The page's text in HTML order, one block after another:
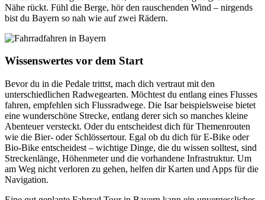
Nähe rückt. Fühl die Berge, hör den rauschenden Wind – nirgends
bist du Bayern so nah wie auf zwei Rädern.
Wissenswertes vor dem Start
Bevor du in die Pedale trittst, mach dich vertraut mit den
unterschiedlichen Radwegearten. Möchtest du entlang eines Flusses
fahren, empfehlen sich Flussradwege. Die Isar beispielsweise bietet
eine wunderschöne Strecke, entlang derer sich so manches kleine
Abenteuer versteckt. Oder du entscheidest dich für Themenrouten
wie die Bier- oder Schlössertour. Egal ob du dich für E-Bike oder
Bio-Bike entscheidest – wichtige Dinge, die du wissen solltest, sind
Streckenlänge, Höhenmeter und die vorhandene Infrastruktur. Um
am Weg nicht verloren zu gehen, helfen dir Karten und Apps für die
Navigation.